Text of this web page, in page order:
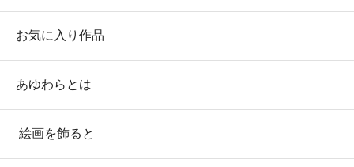
お気に入り作品
あゆわらとは
絵画を飾ると